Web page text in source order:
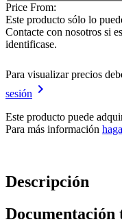
Price From:
Este producto sólo lo
Contacte con nosotros si
identificase.
Para visualizar precios
sesión keyboard_arrow_right
Este producto puede
Para más información
Descripción
Documentación